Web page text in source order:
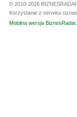
© 2010-2026
Korzystanie z serwisu
Mobilna wersja